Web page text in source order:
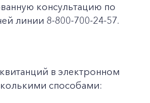
консультацию по
линии 8-800-700-24-57.
в электронном
способами: